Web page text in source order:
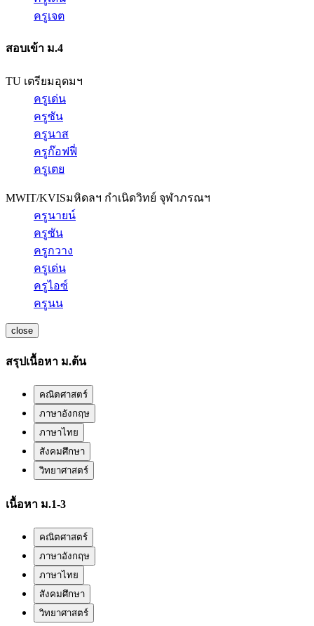
ครูเจต
สอบเข้า ม.4
TU เตรียมอุดมฯ
ครูเด่น
ครูซัน
ครูนาส
ครูก๊อฟฟี่
ครูเตย
MWIT/KVISมหิดลฯ กำเนิดวิทย์ จุฬาภรณฯ
ครูนายน์
ครูซัน
ครูกวาง
ครูเด่น
ครูไอซ์
ครูนน
close
สรุปเนื้อหา ม.ต้น
คณิตศาสตร์
ภาษาอังกฤษ
ภาษาไทย
สังคมศึกษา
วิทยาศาสตร์
เนื้อหา ม.1-3
คณิตศาสตร์
ภาษาอังกฤษ
ภาษาไทย
สังคมศึกษา
วิทยาศาสตร์